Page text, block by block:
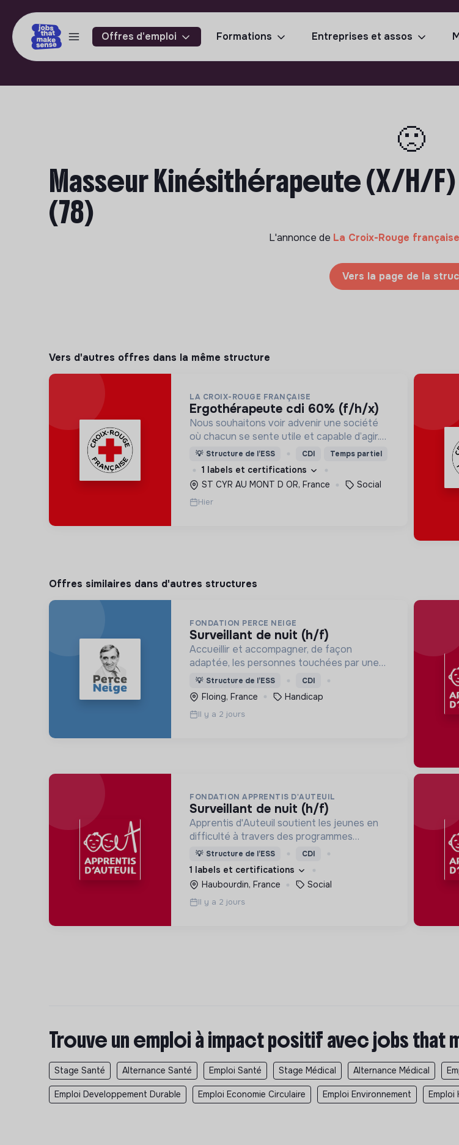
Offres d'emploi Formations Entreprises et assos
🙁
Masseur Kinésithérapeute (X/H/
(78)
L'annonce de La Croix-Rouge française
Vers la page de la
Vers d'autres offres dans la même structure
LA CROIX-ROUGE FRANÇAISE
ergothérapeute cdi 60% (f/h/x)
Nous souhaitons voir advenir une société
où chacun se sente utile et capable d’agir.
Pour cela, nous proposons des moyens et
des lieux d’engagement innovants et
adaptés à tous.
💡 Structure de l’ESS CDI Temps partiel
1 labels et certifications
ST CYR AU MONT D OR, France
Social
Hier
Offres similaires dans d'autres structures
FONDATION PERCE NEIGE
surveillant de nuit (h/f)
Accueillir et accompagner, de façon
adaptée, les personnes touchées par une
déficience mentale, un handicap physique
ou psychique
💡 Structure de l’ESS CDI
Floing, France Handicap
Il y a 2 jours
FONDATION APPRENTIS D'AUTEUIL
surveillant de nuit (h/f)
Apprentis d'Auteuil soutient les jeunes en
difficulté à travers des programmes
d’accueil, d’éducation, de formation et
d’insertion pour leur permettre de devenir
des hommes et des femmes debout.
💡 Structure de l’ESS CDI
1 labels et certifications
Haubourdin, France
Social
Il y a 2 jours
Trouve un emploi à impact positif avec jobs that
Stage Santé Alternance Santé Emploi Santé Stage Médical Alternance Médical
Emploi Developpement Durable Emploi Economie Circulaire Emploi Environnement Emploi